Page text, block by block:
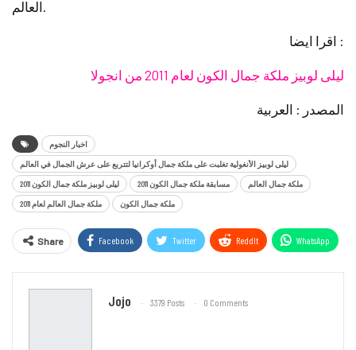
اقرا ايضا :
ليلى لوبيز ملكة جمال الكون لعام 2011 من انجولا
المصدر : العربية
اخبار النجوم
ليلى لوبيز الأنغولية تغلبت على ملكة جمال أوكرانيا لتتربع على عرش الجمال في العالم
ليلى لوبيز ملكة جمال الكون 2011 مسابقة ملكة جمال الكون 2011 ملكة جمال العالم
ملكة جمال العالم لعام 2011 ملكة جمال الكون
Share Facebook Twitter ReddIt WhatsApp
Jojo 3379 Posts 0 Comments